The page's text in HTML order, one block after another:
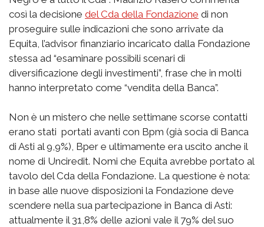
così la decisione del Cda della Fondazione di non
proseguire sulle indicazioni che sono arrivate da
Equita, l’advisor finanziario incaricato dalla Fondazione
stessa ad “esaminare possibili scenari di
diversificazione degli investimenti”, frase che in molti
hanno interpretato come “vendita della Banca”.
Non è un mistero che nelle settimane scorse contatti
erano stati portati avanti con Bpm (già socia di Banca
di Asti al 9,9%), Bper e ultimamente era uscito anche il
nome di Unciredit. Nomi che Equita avrebbe portato al
tavolo del Cda della Fondazione. La questione è nota:
in base alle nuove disposizioni la Fondazione deve
scendere nella sua partecipazione in Banca di Asti:
attualmente il 31,8% delle azioni vale il 79% del suo